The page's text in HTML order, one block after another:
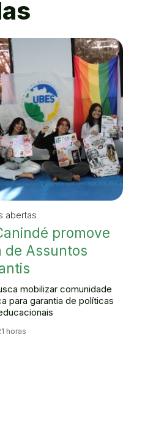
abertas
promove
de Assuntos
mobilizar comunidade
para garantia de políticas
horas